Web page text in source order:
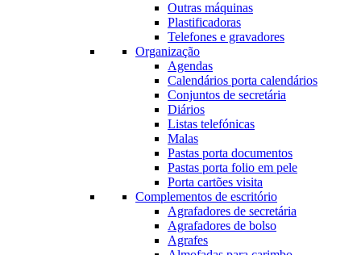
Outras máquinas
Plastificadoras
Telefones e gravadores
Organização
Agendas
Calendários porta calendários
Conjuntos de secretária
Diários
Listas telefónicas
Malas
Pastas porta documentos
Pastas porta folio em pele
Porta cartões visita
Complementos de escritório
Agrafadores de secretária
Agrafadores de bolso
Agrafes